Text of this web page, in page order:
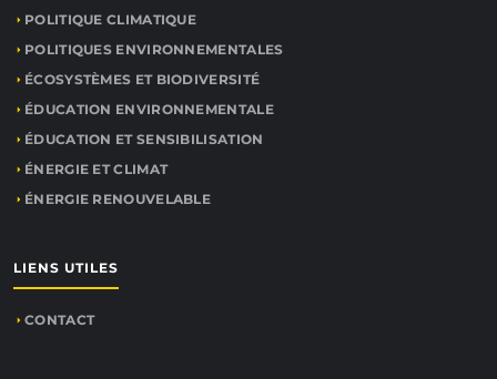
POLITIQUE CLIMATIQUE
POLITIQUES ENVIRONNEMENTALES
ÉCOSYSTÈMES ET BIODIVERSITÉ
ÉDUCATION ENVIRONNEMENTALE
ÉDUCATION ET SENSIBILISATION
ÉNERGIE ET CLIMAT
ÉNERGIE RENOUVELABLE
LIENS UTILES
CONTACT